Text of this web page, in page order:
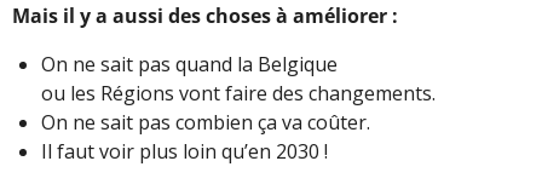
Mais il y a aussi des choses à améliorer :
On ne sait pas quand la Belgique
ou les Régions vont faire des changements.
On ne sait pas combien ça va coûter.
Il faut voir plus loin qu’en 2030 !